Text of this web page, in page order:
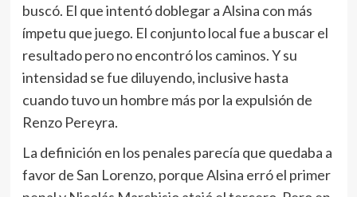
buscó. El que intentó doblegar a Alsina con más
ímpetu que juego. El conjunto local fue a buscar el
resultado pero no encontró los caminos. Y su
intensidad se fue diluyendo, inclusive hasta
cuando tuvo un hombre más por la expulsión de
Renzo Pereyra.
La definición en los penales parecía que quedaba a
favor de San Lorenzo, porque Alsina erró el primer